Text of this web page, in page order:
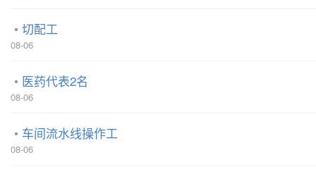
切配工
08-06
医药代表2名
08-06
车间流水线操作工
08-06